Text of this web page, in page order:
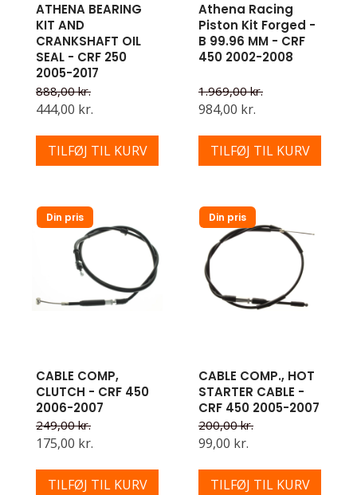
ATHENA BEARING
KIT AND
CRANKSHAFT OIL
SEAL - CRF 250
2005-2017
888,00 kr.
444,00 kr.
TILFØJ TIL KURV
Athena Racing
Piston Kit Forged -
B 99.96 MM - CRF
450 2002-2008
1.969,00 kr.
984,00 kr.
TILFØJ TIL KURV
Din pris
CABLE COMP,
CLUTCH - CRF 450
2006-2007
249,00 kr.
175,00 kr.
TILFØJ TIL KURV
Din pris
CABLE COMP., HOT
STARTER CABLE -
CRF 450 2005-2007
200,00 kr.
99,00 kr.
TILFØJ TIL KURV